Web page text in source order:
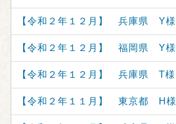
【令和２年１２月】 兵庫県 Y様
【令和２年１２月】 福岡県 Y様
【令和２年１２月】 兵庫県 T様
【令和２年１１月】 東京都 H様